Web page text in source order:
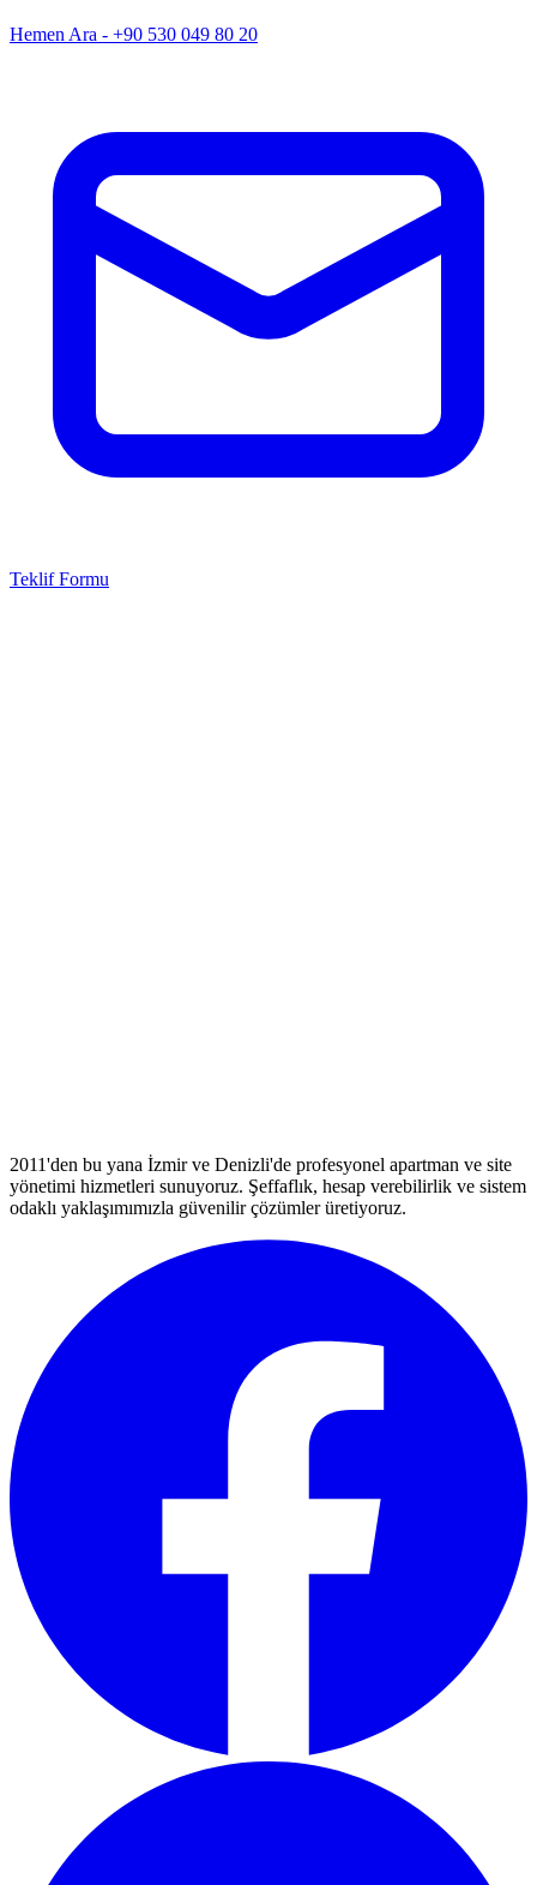
Hemen Ara - +90 530 049 80 20
Teklif Formu
2011'den bu yana İzmir ve Denizli'de profesyonel apartman ve site
yönetimi hizmetleri sunuyoruz. Şeffaflık, hesap verebilirlik ve sistem
odaklı yaklaşımımızla güvenilir çözümler üretiyoruz.